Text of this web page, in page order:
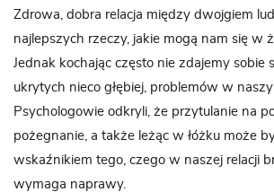
Zdrowa, dobra relacja między dwojgiem
najlepszych rzeczy, jakie mogą nam się w
Jednak kochając często nie zdajemy sobie
ukrytych nieco głębiej, problemów w
Psychologowie odkryli, że przytulanie na
pożegnanie, a także leżąc w łóżku może
wskaźnikiem tego, czego w naszej relacji
wymaga naprawy.